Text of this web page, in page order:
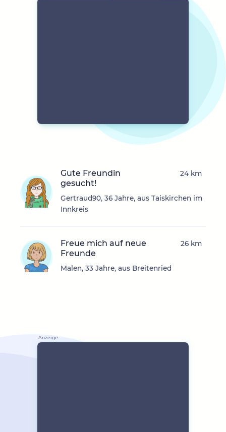
Gute Freundin
gesucht!
Gertraud90, 36 Jahre, aus Taiskirchen im
Innkreis
24 km
Freue mich auf neue
Freunde
Malen, 33 Jahre, aus Breitenried
26 km